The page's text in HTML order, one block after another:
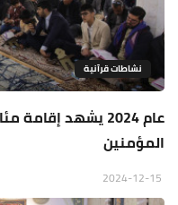
نشاطات قرآنية
عام 2024 يشهد
المؤمنين